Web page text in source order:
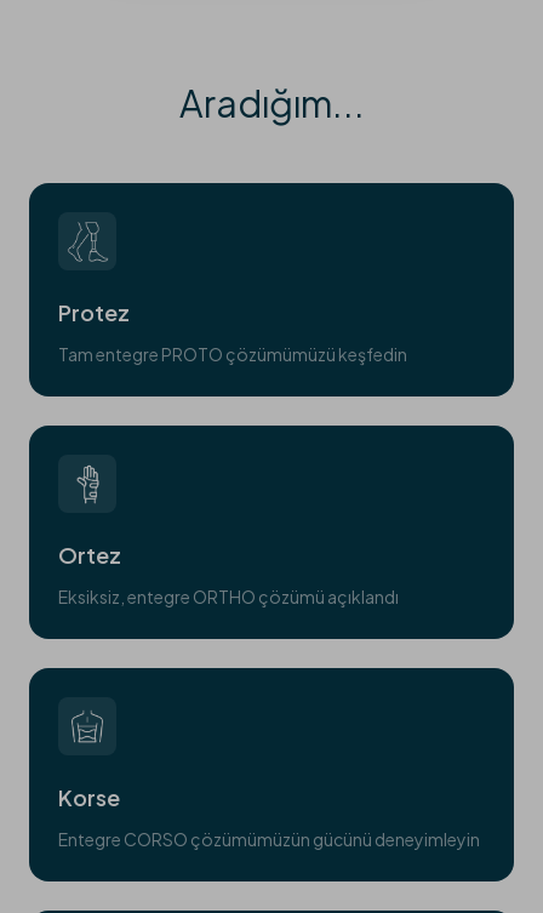
Aradığım...
Protez
Tam entegre PROTO çözümümüzü keşfedin
Ortez
Eksiksiz, entegre ORTHO çözümü açıklandı
Korse
Entegre CORSO çözümümüzün gücünü deneyimleyin